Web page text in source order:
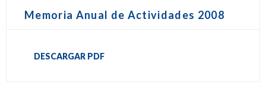
Memoria Anual de Actividades 2008
DESCARGAR PDF